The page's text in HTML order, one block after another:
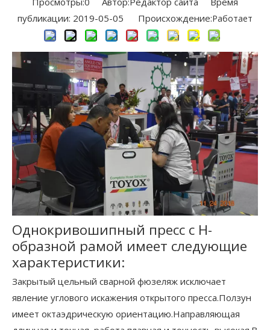
публикации: 2019-05-05 Происхождение:Работает
Однокривошипный пресс с Н-
образной рамой имеет следующие
характеристики:
Закрытый цельный сварной фюзеляж исключает
явление углового искажения открытого пресса.Ползун
имеет октаэдрическую ориентацию.Направляющая